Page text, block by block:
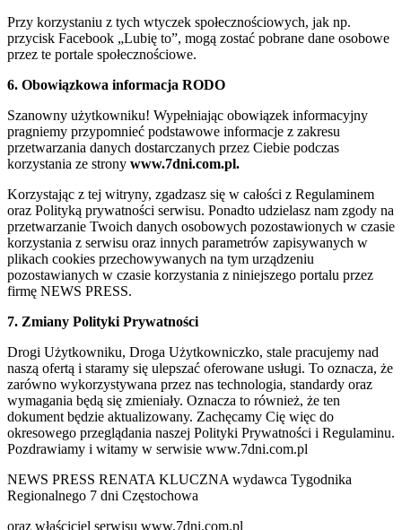
Przy korzystaniu z tych wtyczek społecznościowych, jak np.
przycisk Facebook „Lubię to”, mogą zostać pobrane dane osobowe
przez te portale społecznościowe.
6. Obowiązkowa informacja RODO
Szanowny użytkowniku! Wypełniając obowiązek informacyjny
pragniemy przypomnieć podstawowe informacje z zakresu
przetwarzania danych dostarczanych przez Ciebie podczas
korzystania ze strony www.7dni.com.pl.
Korzystając z tej witryny, zgadzasz się w całości z Regulaminem
oraz Polityką prywatności serwisu. Ponadto udzielasz nam zgody na
przetwarzanie Twoich danych osobowych pozostawionych w czasie
korzystania z serwisu oraz innych parametrów zapisywanych w
plikach cookies przechowywanych na tym urządzeniu
pozostawianych w czasie korzystania z niniejszego portalu przez
firmę NEWS PRESS.
7. Zmiany Polityki Prywatności
Drogi Użytkowniku, Droga Użytkowniczko, stale pracujemy nad
naszą ofertą i staramy się ulepszać oferowane usługi. To oznacza, że
zarówno wykorzystywana przez nas technologia, standardy oraz
wymagania będą się zmieniały. Oznacza to również, że ten
dokument będzie aktualizowany. Zachęcamy Cię więc do
okresowego przeglądania naszej Polityki Prywatności i Regulaminu.
Pozdrawiamy i witamy w serwisie www.7dni.com.pl
NEWS PRESS RENATA KLUCZNA wydawca Tygodnika
Regionalnego 7 dni Częstochowa
oraz właściciel serwisu www.7dni.com.pl